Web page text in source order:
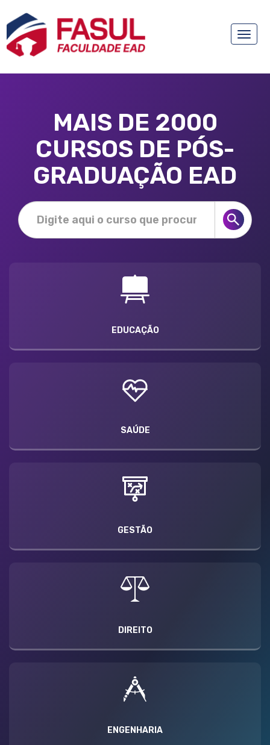
Toggle
MAIS DE 2000
CURSOS DE PÓS-
GRADUAÇÃO EAD
EDUCAÇÃO
SAÚDE
GESTÃO
DIREITO
ENGENHARIA